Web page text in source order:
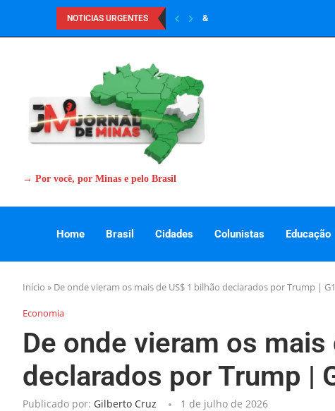
NOTICIAS URGENTES &
→ Por você, por Minas e pelo Brasil
Home Brasil Cidades Colunistas Educação
Início » De onde vieram os mais de US$ 1 bilhão declarados por Trump | G1
Economia
De onde vieram os
declarados por Trump |
Publicado por: Gilberto Cruz 1 de julho de 2026